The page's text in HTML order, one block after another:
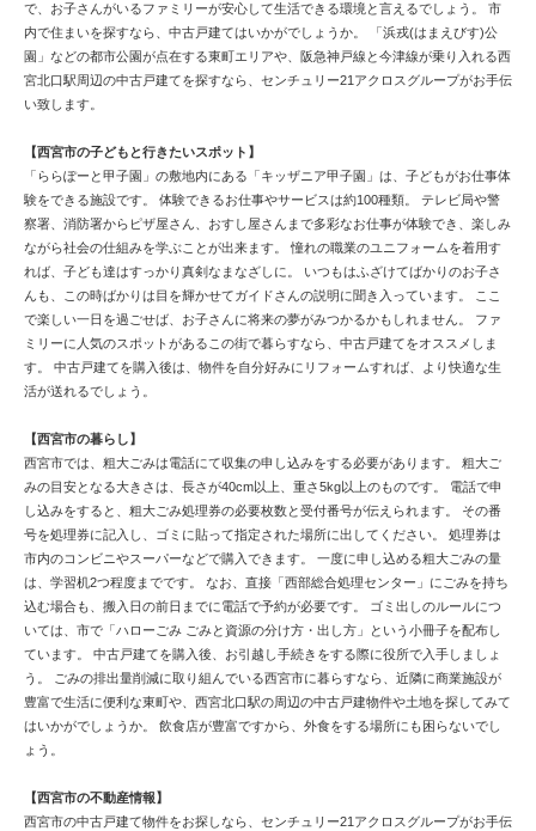
で、お子さんがいるファミリーが安心して生活できる環境と言えるでしょう。 市
内で住まいを探すなら、中古戸建てはいかがでしょうか。 「浜戎(はまえびす)公
園」などの都市公園が点在する東町エリアや、阪急神戸線と今津線が乗り入れる西
宮北口駅周辺の中古戸建てを探すなら、センチュリー21アクロスグループがお手伝
い致します。
【西宮市の子どもと行きたいスポット】
「ららぽーと甲子園」の敷地内にある「キッザニア甲子園」は、子どもがお仕事体
験をできる施設です。 体験できるお仕事やサービスは約100種類。 テレビ局や警
察署、消防署からピザ屋さん、おすし屋さんまで多彩なお仕事が体験でき、楽しみ
ながら社会の仕組みを学ぶことが出来ます。 憧れの職業のユニフォームを着用す
れば、子ども達はすっかり真剣なまなざしに。 いつもはふざけてばかりのお子さ
んも、この時ばかりは目を輝かせてガイドさんの説明に聞き入っています。 ここ
で楽しい一日を過ごせば、お子さんに将来の夢がみつかるかもしれません。 ファ
ミリーに人気のスポットがあるこの街で暮らすなら、中古戸建てをオススメしま
す。 中古戸建てを購入後は、物件を自分好みにリフォームすれば、より快適な生
活が送れるでしょう。
【西宮市の暮らし】
西宮市では、粗大ごみは電話にて収集の申し込みをする必要があります。 粗大ご
みの目安となる大きさは、長さが40cm以上、重さ5kg以上のものです。 電話で申
し込みをすると、粗大ごみ処理券の必要枚数と受付番号が伝えられます。 その番
号を処理券に記入し、ゴミに貼って指定された場所に出してください。 処理券は
市内のコンビニやスーパーなどで購入できます。 一度に申し込める粗大ごみの量
は、学習机2つ程度までです。 なお、直接「西部総合処理センター」にごみを持ち
込む場合も、搬入日の前日までに電話で予約が必要です。 ゴミ出しのルールにつ
いては、市で「ハローごみ ごみと資源の分け方・出し方」という小冊子を配布し
ています。 中古戸建てを購入後、お引越し手続きをする際に役所で入手しましょ
う。 ごみの排出量削減に取り組んでいる西宮市に暮らすなら、近隣に商業施設が
豊富で生活に便利な東町や、西宮北口駅の周辺の中古戸建物件や土地を探してみて
はいかがでしょうか。 飲食店が豊富ですから、外食をする場所にも困らないでし
ょう。
【西宮市の不動産情報】
西宮市の中古戸建て物件をお探しなら、センチュリー21アクロスグループがお手伝